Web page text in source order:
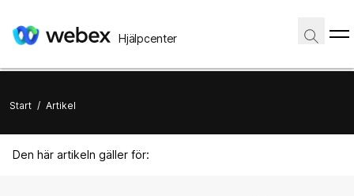
Hjälpcenter
Start / Artikel
Den här artikeln gäller för: